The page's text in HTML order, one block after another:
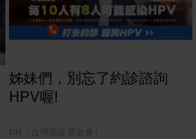
姊妹們，別忘了約診諮詢
HPV喔!
PR（台灣癌症基金會）